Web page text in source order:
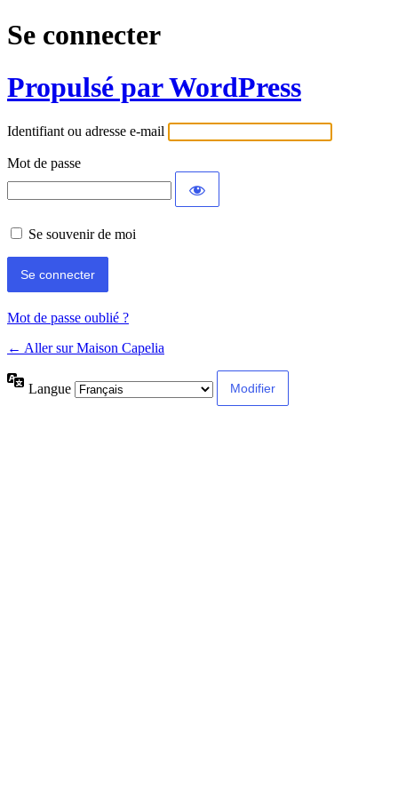
Se connecter
Propulsé par WordPress
Identifiant ou adresse e-mail
Mot de passe
Se souvenir de moi
Mot de passe oublié ?
← Aller sur Maison Capelia
Langue